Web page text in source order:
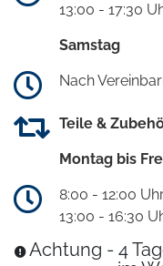
13:00 - 17:30
Samstag
Nach
Teile &
Montag bis
8:00 - 12:00
13:00 - 16:30
Achtung - 4